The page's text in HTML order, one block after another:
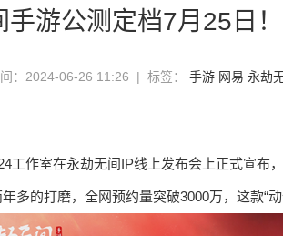
手游公测定档7月25日
：2024-06-26 11:26 | 标签： 手游 网易 永劫
工作室在永劫无间IP线上发布会上正式宣
多的打磨，全网预约量突破3000万，这款“